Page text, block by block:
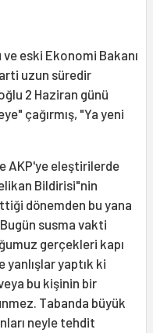
eski Ekonomi Bakanı
uzun süredir
2 Haziran günü
çağırmış, "Ya yeni
AKP'ye eleştirilerde
Bildirisi"nin
dönemden bu yana
susma vakti
gerçekleri kapı
yaptık ki
bu kişinin bir
Tabanda büyük
neyle tehdit